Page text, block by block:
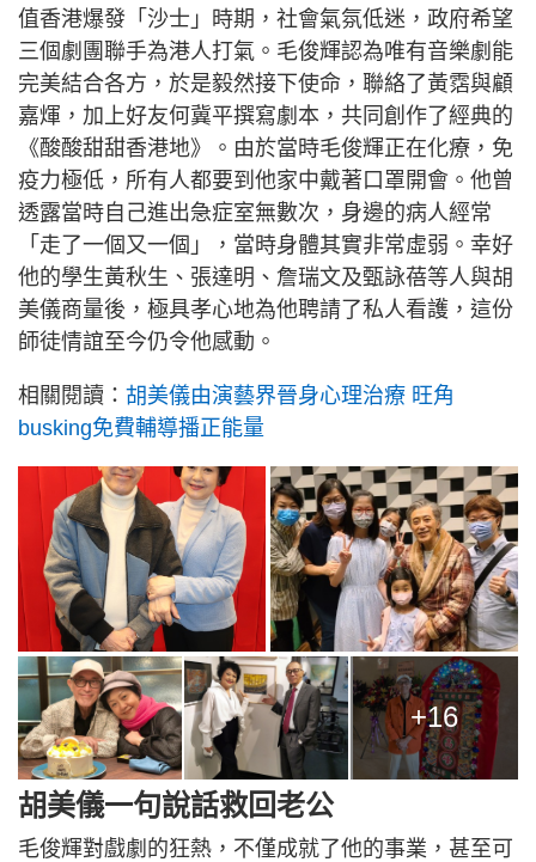
值香港爆發「沙士」時期，社會氣氛低迷，政府希望
三個劇團聯手為港人打氣。毛俊輝認為唯有音樂劇能
完美結合各方，於是毅然接下使命，聯絡了黃霑與顧
嘉煇，加上好友何冀平撰寫劇本，共同創作了經典的
《酸酸甜甜香港地》。由於當時毛俊輝正在化療，免
疫力極低，所有人都要到他家中戴著口罩開會。他曾
透露當時自己進出急症室無數次，身邊的病人經常
「走了一個又一個」，當時身體其實非常虛弱。幸好
他的學生黃秋生、張達明、詹瑞文及甄詠蓓等人與胡
美儀商量後，極具孝心地為他聘請了私人看護，這份
師徒情誼至今仍令他感動。
相關閱讀： 胡美儀由演藝界晉身心理治療 旺角
busking免費輔導播正能量
+16
胡美儀一句說話救回老公
毛俊輝對戲劇的狂熱，不僅成就了他的事業，甚至可